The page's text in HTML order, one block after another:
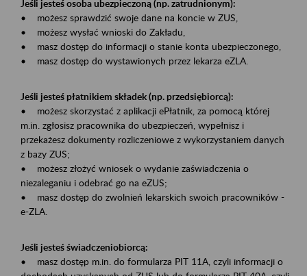
Jeśli jesteś osoba ubezpieczoną (np. zatrudnionym):
• możesz sprawdzić swoje dane na koncie w ZUS,
• możesz wysłać wnioski do Zakładu,
• masz dostęp do informacji o stanie konta ubezpieczonego,
• masz dostęp do wystawionych przez lekarza eZLA.
Jeśli jesteś płatnikiem składek (np. przedsiębiorcą):
• możesz skorzystać z aplikacji ePłatnik, za pomocą której
m.in. zgłosisz pracownika do ubezpieczeń, wypełnisz i
przekażesz dokumenty rozliczeniowe z wykorzystaniem danych
z bazy ZUS;
• możesz złożyć wniosek o wydanie zaświadczenia o
niezaleganiu i odebrać go na eZUS;
• masz dostęp do zwolnień lekarskich swoich pracowników -
e-ZLA.
Jeśli jesteś świadczeniobiorcą:
• masz dostęp m.in. do formularza PIT 11A, czyli informacji o